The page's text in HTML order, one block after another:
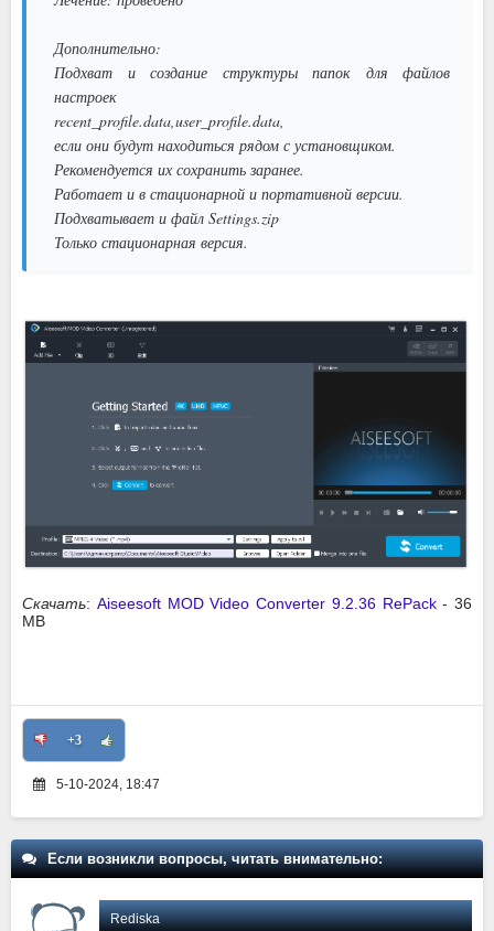
Дополнительно:
Подхват и создание структуры папок для файлов
настроек
recent_profile.data,user_profile.data,
если они будут находиться рядом с установщиком.
Рекомендуется их сохранить заранее.
Работает и в стационарной и портативной версии.
Подхватывает и файл Settings.zip
Только стационарная версия.
Скачать: Aiseesoft MOD Video Converter 9.2.36 RePack- 36
MB
+3
5-10-2024, 18:47
Если возникли вопросы, читать внимательно:
Rediska